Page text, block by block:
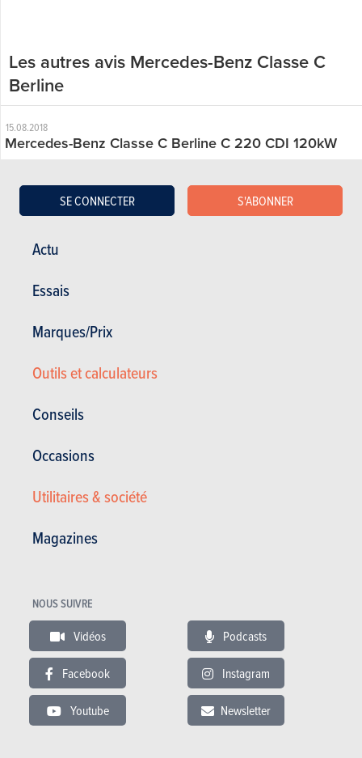
Actu
Essais
Marques/Prix
Outils et calculateurs
Conseils
Occasions
Utilitaires & société
Magazines
SE CONNECTER S'ABONNER
NOUS SUIVRE
Vidéos Podcasts
Facebook Instagram
Youtube Newsletter
Les autres avis Mercedes-Benz Classe C
Berline
15.08.2018
Mercedes-Benz Classe C Berline C 220 CDI 120kW
Satisfaction générale :
Satisfaction du propriétaire
(2007)